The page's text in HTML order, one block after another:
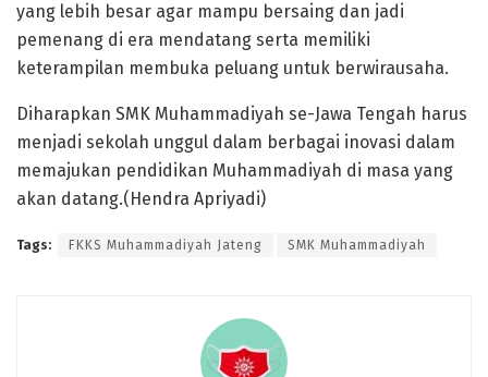
yang lebih besar agar mampu bersaing dan jadi
pemenang di era mendatang serta memiliki
keterampilan membuka peluang untuk berwirausaha.
Diharapkan SMK Muhammadiyah se-Jawa Tengah harus
menjadi sekolah unggul dalam berbagai inovasi dalam
memajukan pendidikan Muhammadiyah di masa yang
akan datang.(Hendra Apriyadi)
Tags: FKKS Muhammadiyah Jateng SMK Muhammadiyah